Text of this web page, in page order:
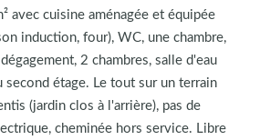
avec cuisine aménagée et équipée
induction, four), WC, une chambre,
2 chambres, salle d'eau
second étage. Le tout sur un terrain
(jardin clos à l'arrière), pas de
cheminée hors service. Libre